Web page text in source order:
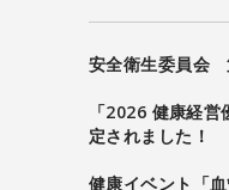
安全衛生委員会
「2026 健康経
定されました！
健康イベント「